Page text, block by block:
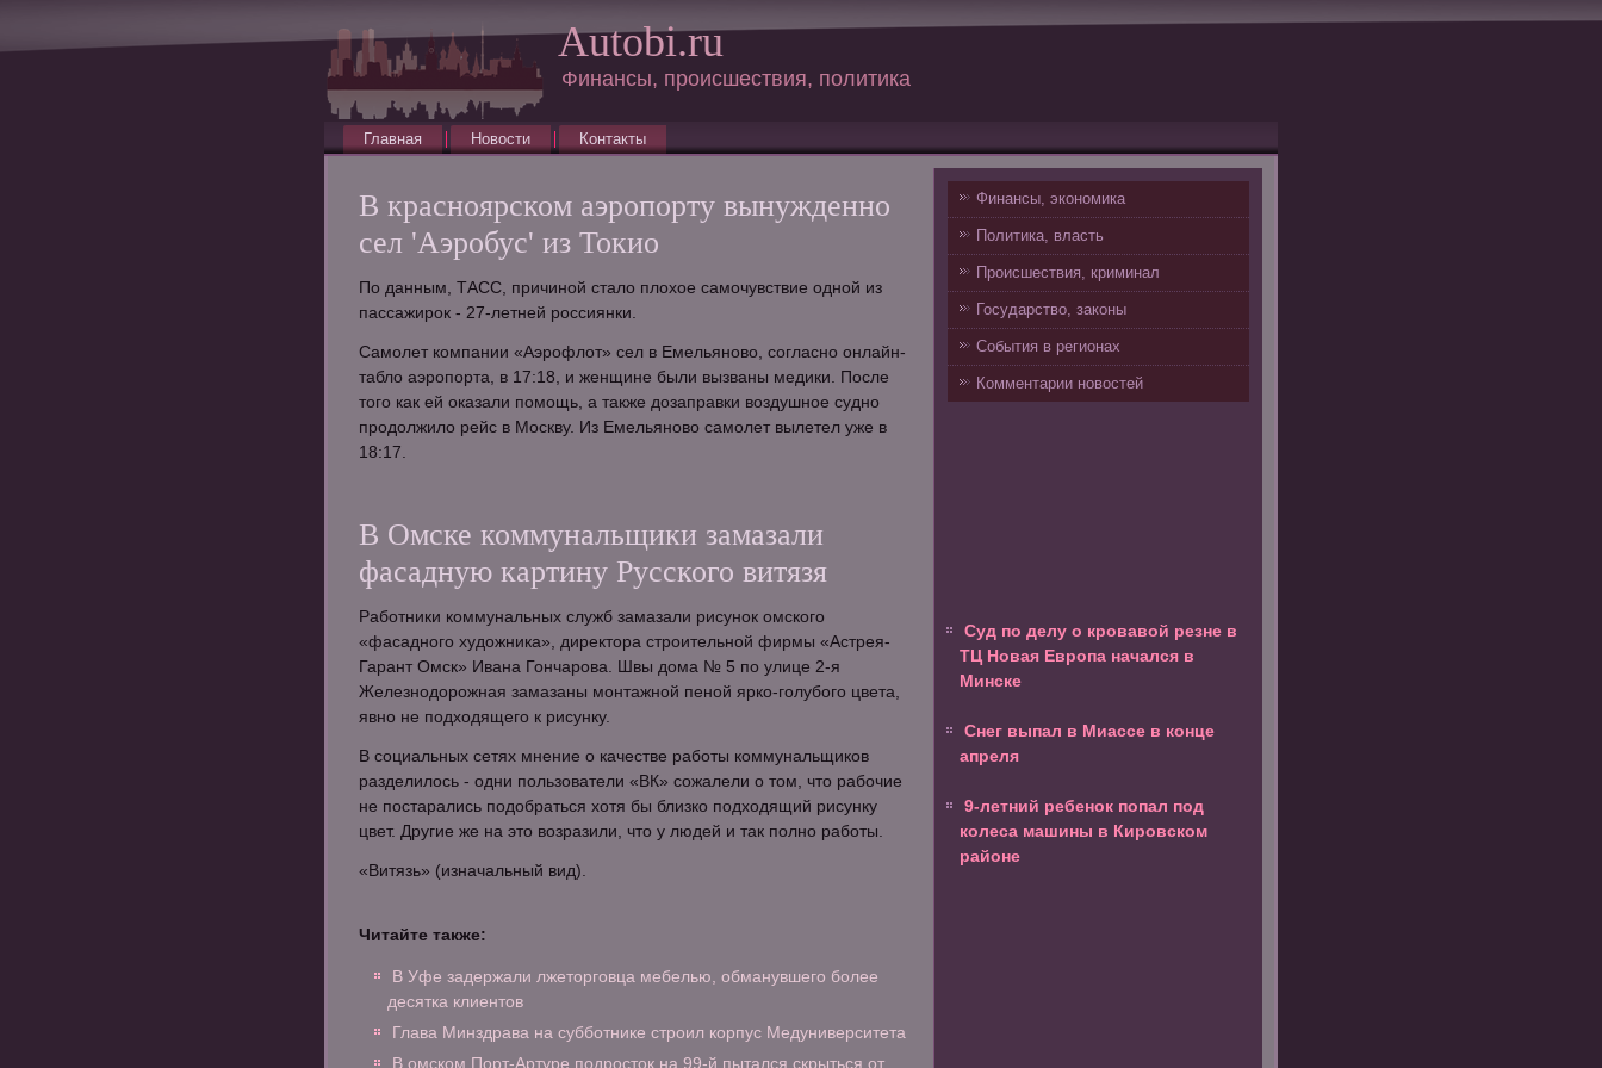
Autobi.ru
Финансы, происшествия, политика
Главная Новости Контакты
В красноярском аэропорту вынужденно
сел 'Аэробус' из Токио
По данным, ТАСС, причиной стало плохое самочувствие одной из
пассажирок - 27-летней россиянки.
Самолет компании «Аэрофлот» сел в Емельяново, согласно онлайн-
табло аэропорта, в 17:18, и женщине были вызваны медики. После
того как ей оказали помощь, а также дозаправки воздушное судно
продолжило рейс в Москву. Из Емельяново самолет вылетел уже в
18:17.
В Омске коммунальщики замазали
фасадную картину Русского витязя
Работники коммунальных служб замазали рисунок омского
«фасадного художника», директора строительной фирмы «Астрея-
Гарант Омск» Ивана Гончарова. Швы дома № 5 по улице 2-я
Железнодорожная замазаны монтажной пеной ярко-голубого цвета,
явно не подходящего к рисунку.
В социальных сетях мнение о качестве работы коммунальщиков
разделилось - одни пользователи «ВК» сожалели о том, что рабочие
не постарались подобраться хотя бы близко подходящий рисунку
цвет. Другие же на это возразили, что у людей и так полно работы.
«Витязь» (изначальный вид).
Читайте также:
В Уфе задержали лжеторговца мебелью, обманувшего более
десятка клиентов
Глава Минздрава на субботнике строил корпус Медуниверситета
В омском Порт-Артуре подросток на 99-й пытался скрыться от
Финансы, экономика
Политика, власть
Происшествия, криминал
Государство, законы
События в регионах
Комментарии новостей
Суд по делу о кровавой резне в
ТЦ Новая Европа начался в
Минске
Снег выпал в Миассе в конце
апреля
9-летний ребенок попал под
колеса машины в Кировском
районе